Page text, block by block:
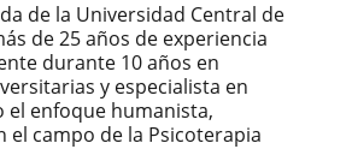
de la Universidad Central de
de 25 años de experiencia
durante 10 años en
y especialista en
el enfoque humanista,
el campo de la Psicoterapia